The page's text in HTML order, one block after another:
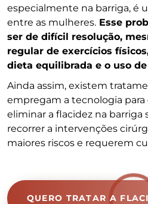
especialmente na barriga, é
entre as mulheres. Esse
ser de difícil resolução,
regular de exercícios
dieta equilibrada e o uso
Ainda assim, existem
empregam a tecnologia
eliminar a flacidez na barriga
recorrer a intervenções
maiores riscos e requerem
QUERO TRATAR A